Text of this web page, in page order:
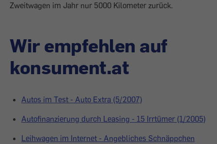
Zweitwagen im Jahr nur 5000 Kilometer zurück.
Wir empfehlen auf
konsument.at
Autos im Test - Auto Extra (5/2007)
Autofinanzierung durch Leasing - 15 Irrtümer (1/2005)
Leihwagen im Internet - Angebliches Schnäppchen